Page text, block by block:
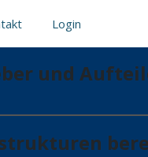
Login
und